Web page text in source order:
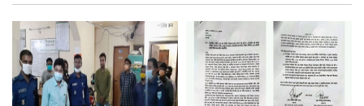
রাজশাহী কলেজের শিক্ষার্থী শাখাওয়াত পেলেন স্টার এক্সিলেন্স
অ্যাওয়ার্ড
বিশ্ব নদী বিবস উপলক্ষে নদী সুরক্ষায় নাওযাত্রা